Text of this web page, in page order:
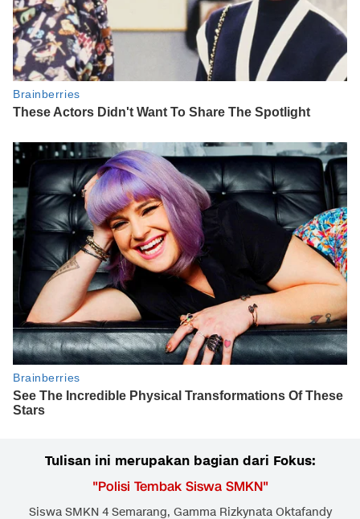
Tulisan ini merupakan bagian dari Fokus:
"Polisi Tembak Siswa SMKN"
Siswa SMKN 4 Semarang, Gamma Rizkynata Oktafandy